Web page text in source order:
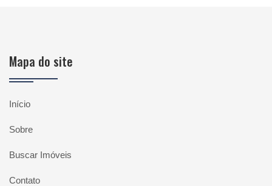
Mapa do site
Início
Sobre
Buscar Imóveis
Contato